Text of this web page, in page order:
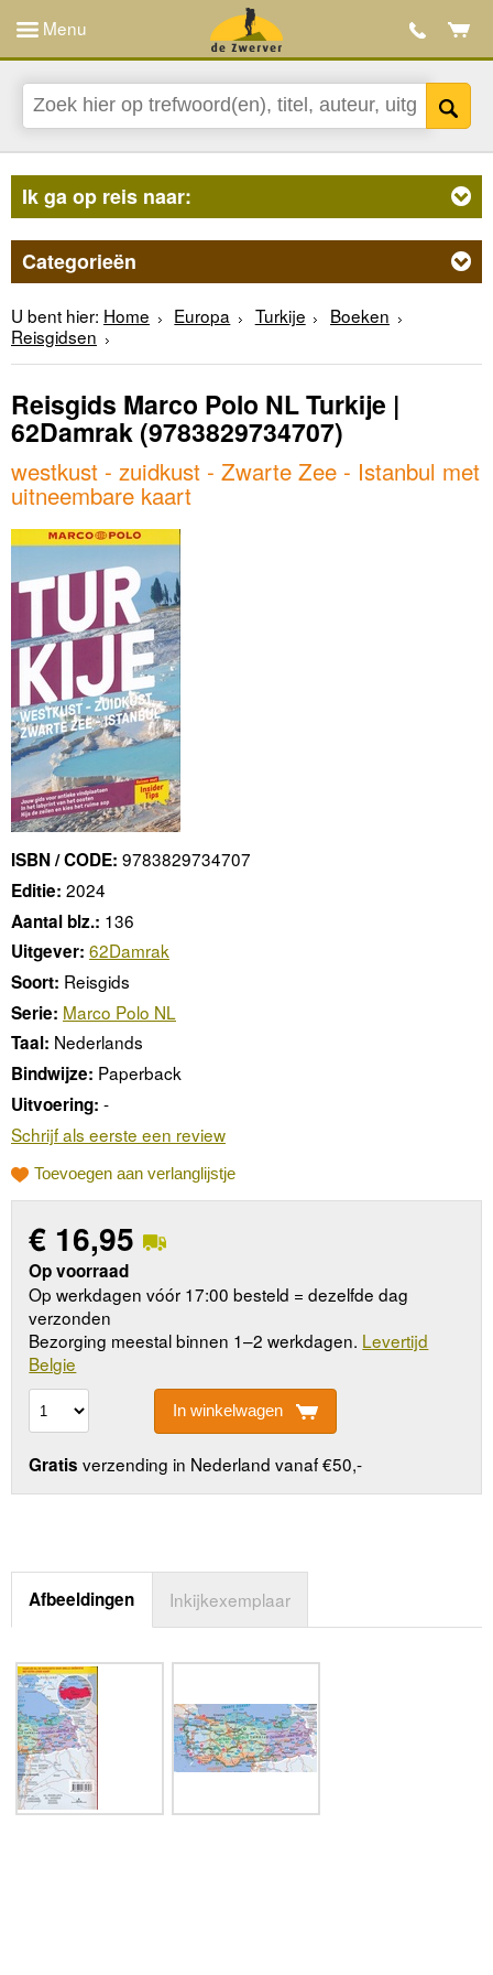
Menu
Ik ga op reis naar:
Categorieën
U bent hier: Home Europa Turkije
Boeken
Reisgidsen
Reisgids Marco Polo NL Turkije |
62Damrak (9783829734707)
westkust - zuidkust - Zwarte Zee - Istanbul met
uitneembare kaart
ISBN / CODE: 9783829734707
Editie: 2024
Aantal blz.: 136
Uitgever: 62Damrak
Soort: Reisgids
Serie: Marco Polo NL
Taal: Nederlands
Bindwijze: Paperback
Uitvoering: -
Schrijf als eerste een review
Toevoegen aan verlanglijstje
€ 16,95
Op voorraad
Op werkdagen vóór 17:00 besteld = dezelfde dag
verzonden
Bezorging meestal binnen 1–2 werkdagen. Levertijd
Belgie
In winkelwagen
Gratis verzending in Nederland vanaf €50,-
Afbeeldingen Inkijkexemplaar